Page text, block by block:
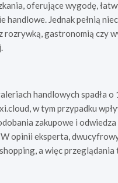
oferujące wygodę,
Jednak pełnią
rozrywką, gastronomią czy
handlowych spadła
w tym przypadku
zakupowe i
opinii eksperta,
a więc